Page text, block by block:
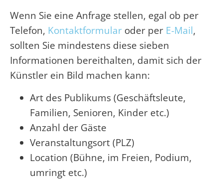
Wenn Sie eine Anfrage stellen, egal ob per
Telefon, Kontaktformular oder per E-Mail,
sollten Sie mindestens diese sieben
Informationen bereithalten, damit sich der
Künstler ein Bild machen kann:
Art des Publikums (Geschäftsleute,
Familien, Senioren, Kinder etc.)
Anzahl der Gäste
Veranstaltungsort (PLZ)
Location (Bühne, im Freien, Podium,
umringt etc.)